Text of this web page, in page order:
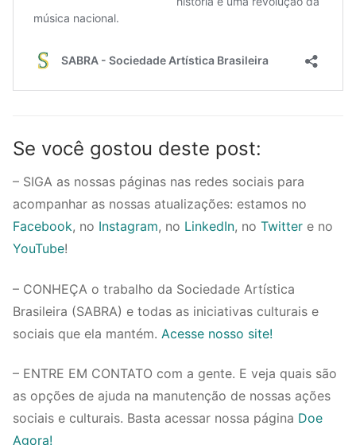
Se você gostou deste post:
– SIGA as nossas páginas nas redes sociais para
acompanhar as nossas atualizações: estamos no
Facebook, no Instagram, no LinkedIn, no Twitter e no
YouTube!
– CONHEÇA o trabalho da Sociedade Artística
Brasileira (SABRA) e todas as iniciativas culturais e
sociais que ela mantém. Acesse nosso site!
– ENTRE EM CONTATO com a gente. E veja quais são
as opções de ajuda na manutenção de nossas ações
sociais e culturais. Basta acessar nossa página Doe
Agora!